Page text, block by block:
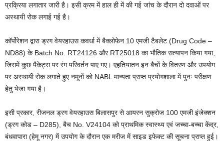
प्रक्रिया लगातार जारी है। इसी क्रम में हाल ही में की गई जांच के दौरान दो दवाओं पर
अस्थायी रोक लगाई गई है।
कॉर्पोरेशन द्वारा ड्रग वेयरहाउस कवर्धा में बैक्लोफेन 10 एमजी टैबलेट (Drug Code –
ND88) के Batch No. RT24126 और RT25018 का भौतिक सत्यापन किया गया,
जिसमें कुछ पैकेट्स पर रंग परिवर्तन पाए गए। एहतियातन इन बैचों के वितरण और उपयोग
पर अस्थायी रोक लगाते हुए नमूनों को NABL मान्यता प्राप्त प्रयोगशाला में पुनः परीक्षण
हेतु भेजा गया है।
इसी प्रकार, रीजनल ड्रग वेयरहाउस बिलासपुर से आयरन सुक्रोज 100 एमजी इंजेक्शन
(ड्रग कोड – D285), बैच No. V24104 को प्राथमिक स्वास्थ्य एवं जच्चा-बच्चा केंद्र,
बंधवापारा (हेमू नगर) में उपयोग के दौरान एक मरीज में साइड इफेक्ट की सूचना प्राप्त हुई।